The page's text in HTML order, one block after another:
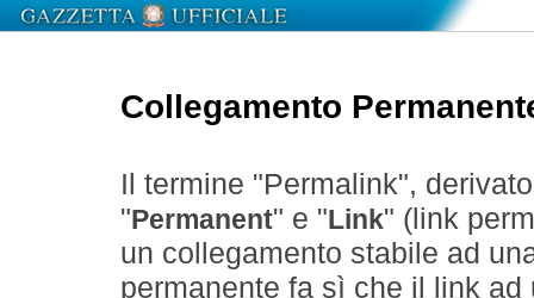
Collegamento
Il termine "Permalink",
" Permanent" e " Link" (link
un collegamento stabile ad
permanente fa sì che il link